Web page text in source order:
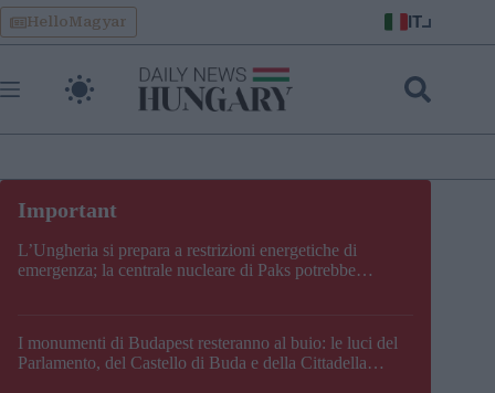
Skip
to
content
HelloMagyar IT
L’Ungheria si prepara a restrizioni energetiche di
emergenza; la centrale nucleare di Paks potrebbe
I monumenti di Budapest resteranno al buio: le luci del
Parlamento, del Castello di Buda e della Cittadella